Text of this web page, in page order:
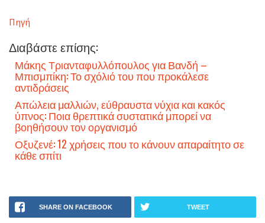
Πηγή
Διαβάστε επίσης:
Μάκης Τριανταφυλλόπουλος για Βανδή –
Μπισμπίκη: Το σχόλιό του που προκάλεσε
αντιδράσεις
Απώλεια μαλλιών, εύθραυστα νύχια και κακός
ύπνος: Ποια θρεπτικά συστατικά μπορεί να
βοηθήσουν τον οργανισμό
Οξυζενέ: 12 χρήσεις που το κάνουν απαραίτητο σε
κάθε σπίτι
SHARE ON FACEBOOK TWEET